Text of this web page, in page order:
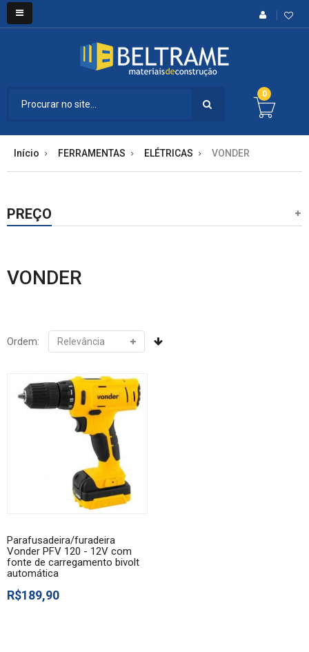
0
Início FERRAMENTAS ELÉTRICAS VONDER
PREÇO
VONDER
Ordem:
Parafusadeira/furadeira
Vonder PFV 120 - 12V com
fonte de carregamento bivolt
automática
R$189,90